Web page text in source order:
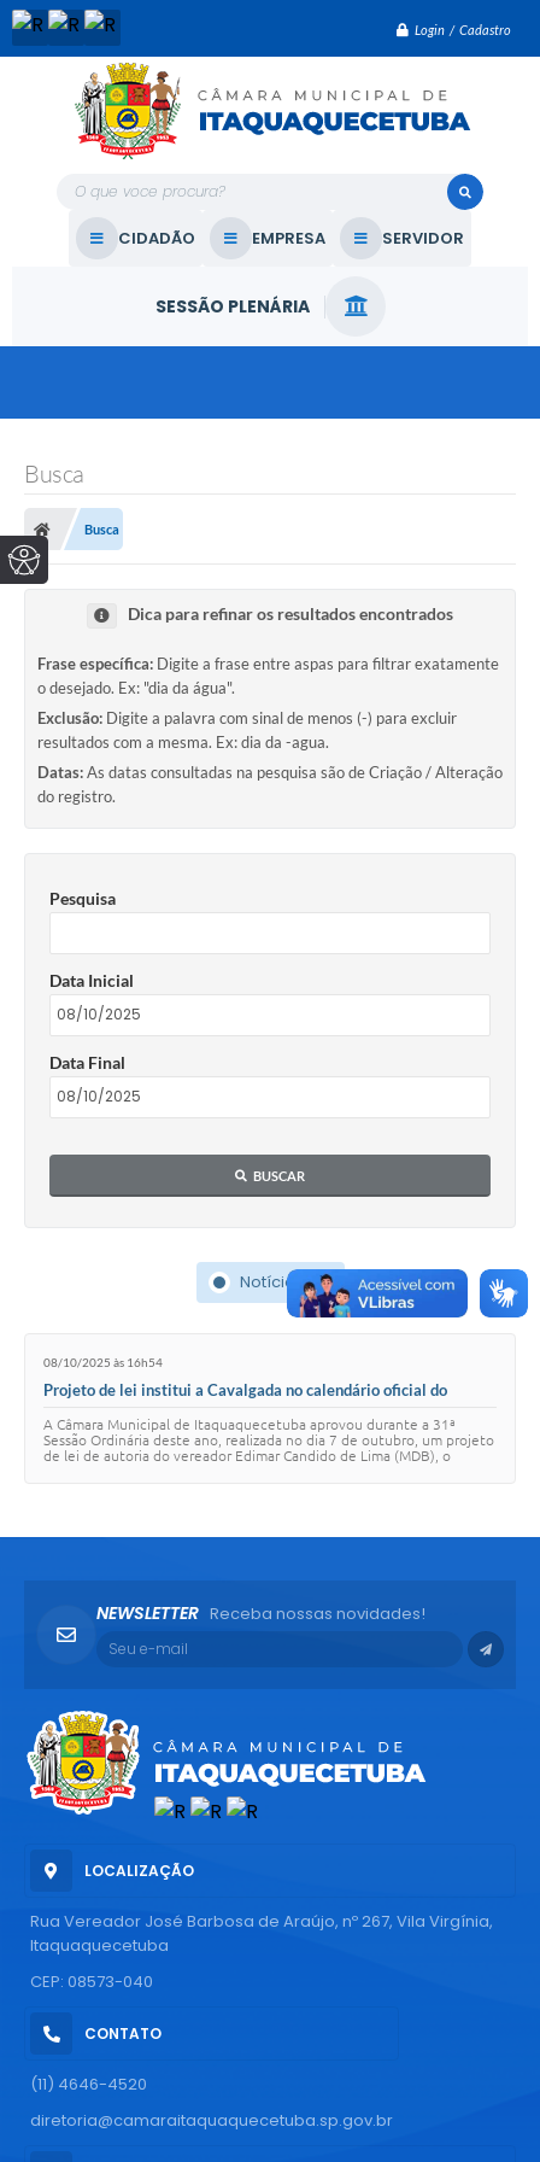
Login / Cadastro
O que voce procura?
CIDADÃO EMPRESA SERVIDOR
SESSÃO PLENÁRIA
Busca
Busca
Dica para refinar os resultados encontrados
Frase específica: Digite a frase entre aspas para filtrar exatamente
o desejado. Ex: "dia da água".
Exclusão: Digite a palavra com sinal de menos (-) para excluir
resultados com a mesma. Ex: dia da -agua.
Datas:As datas consultadas na pesquisa são de Criação / Alteração
do registro.
Pesquisa
Data Inicial
Data Final
BUSCAR
Notícias (1)
08/10/2025 às 16h54
Projeto de lei institui a Cavalgada no calendário oficial do
A Câmara Municipal de Itaquaquecetuba aprovou durante a 31ª
Sessão Ordinária deste ano, realizada no dia 7 de outubro, um projeto
de lei de autoria do vereador Edimar Candido de Lima (MDB), o
LOCALIZAÇÃO
Rua Vereador José Barbosa de Araújo, nº 267, Vila Virgínia,
Itaquaquecetuba
CEP: 08573-040
CONTATO
(11) 4646-4520
diretoria@camaraitaquaquecetuba.sp.gov.br
NEWSLETTER Receba nossas novidades!